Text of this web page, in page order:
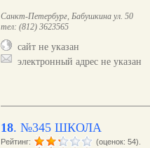
Санкт-Петербург, Бабушкина ул. 50
тел: (812) 3623565
сайт не указан
электронный адрес не указан
18. №345 ШКОЛА
Рейтинг: (оценок: 54).